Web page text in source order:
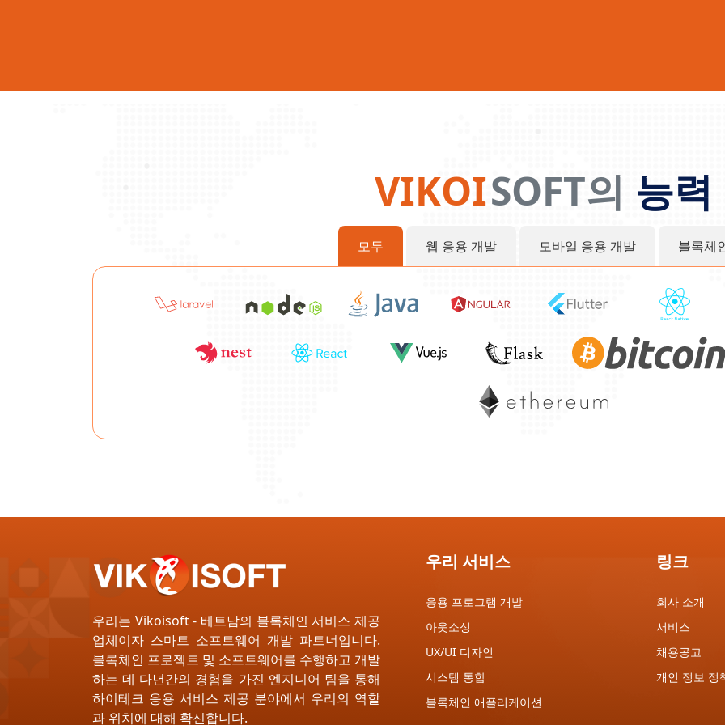
VIKOISOFT의 능력
모두 웹 응용 개발 모바일 응용 개발 블록체
우리는 Vikoisoft - 베트남의 블록체인 서비스 제공
업체이자 스마트 소프트웨어 개발 파트너입니다.
블록체인 프로젝트 및 소프트웨어를 수행하고 개발
하는 데 다년간의 경험을 가진 엔지니어 팀을 통해
하이테크 응용 서비스 제공 분야에서 우리의 역할
과 위치에 대해 확신합니다.
우리 서비스
응용 프로그램 개발
아웃소싱
UX/UI 디자인
시스템 통합
블록체인 애플리케이션
링크
회사 소개
서비스
채용공고
개인 정보 정